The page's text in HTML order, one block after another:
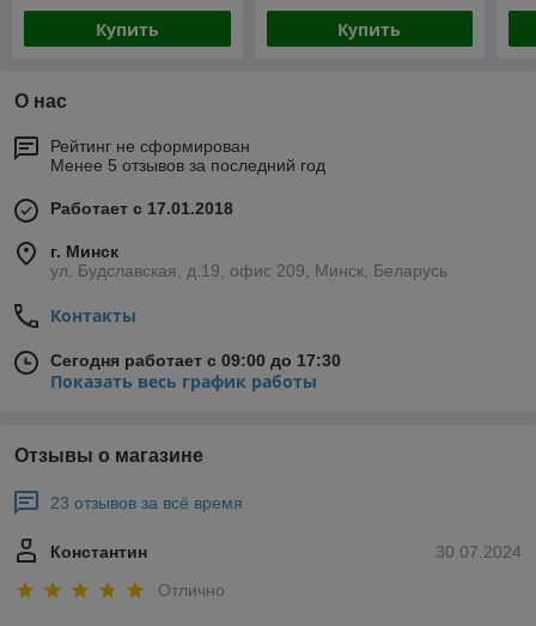
Купить Купить
О нас
Рейтинг не сформирован
Менее 5 отзывов за последний год
Работает с 17.01.2018
г. Минск
ул. Будславская, д.19, офис 209, Минск, Беларусь
Контакты
Сегодня работает с 09:00 до 17:30
Показать весь график работы
Отзывы о магазине
23 отзывов за всё время
30.07.2024
Константин
Отлично